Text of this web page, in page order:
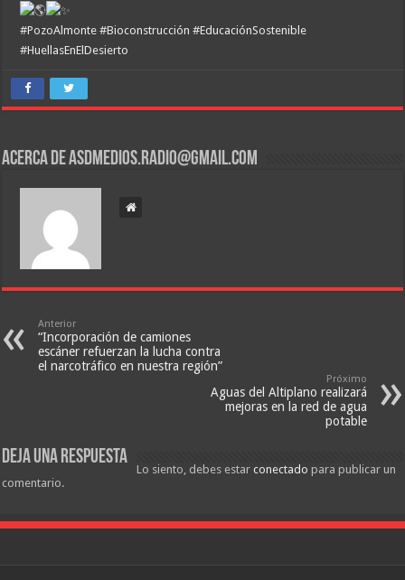
#PozoAlmonte #Bioconstrucción #EducaciónSostenible
#HuellasEnElDesierto
Acerca de asdmedios.radio@gmail.com
Anterior
“Incorporación de camiones
escáner refuerzan la lucha contra
el narcotráfico en nuestra región”
Próximo
Aguas del Altiplano realizará
mejoras en la red de agua
potable
Deja una respuesta
Lo siento, debes estarconectado para publicar un
comentario.